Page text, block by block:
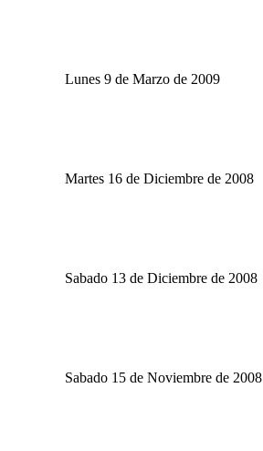
Lunes 9 de Marzo de 2009
Martes 16 de Diciembre de 2008
Sabado 13 de Diciembre de 2008
Sabado 15 de Noviembre de 2008